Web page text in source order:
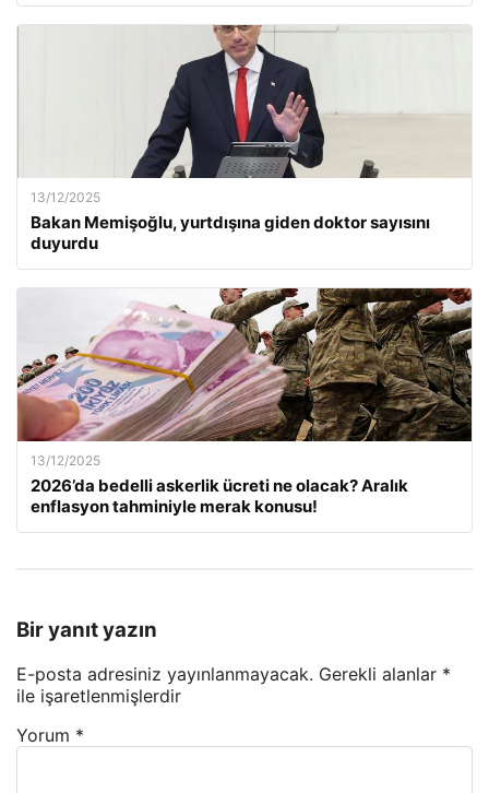
13/12/2025
Bakan Memişoğlu, yurtdışına giden doktor sayısını
duyurdu
13/12/2025
2026’da bedelli askerlik ücreti ne olacak? Aralık
enflasyon tahminiyle merak konusu!
Bir yanıt yazın
E-posta adresiniz yayınlanmayacak. Gerekli alanlar *
ile işaretlenmişlerdir
Yorum *